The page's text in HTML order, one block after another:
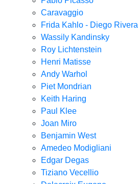
Caravaggio
Frida Kahlo - Diego Rivera
Wassily Kandinsky
Roy Lichtenstein
Henri Matisse
Andy Warhol
Piet Mondrian
Keith Haring
Paul Klee
Joan Miro
Benjamin West
Amedeo Modigliani
Edgar Degas
Tiziano Vecellio